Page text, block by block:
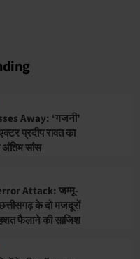
Away: ‘गजनी’
प्रदीप रावत का
सांस
Attack: जम्मू-
के दो मजदूरों
फैलाने की साजिश